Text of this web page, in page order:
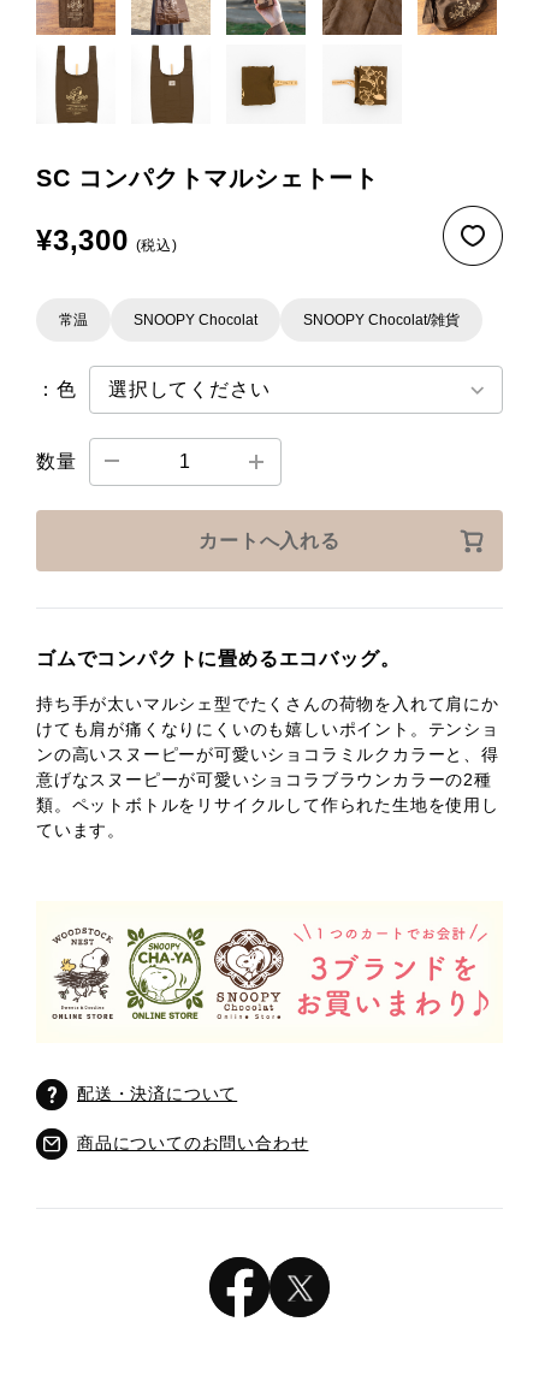
SC コンパクトマルシェトート
¥3,300 (税込)
常温 SNOOPY Chocolat SNOOPY Chocolat/雑貨
：色
数量
カートへ入れる
ゴムでコンパクトに畳めるエコバッグ。
持ち手が太いマルシェ型でたくさんの荷物を入れて肩にか
けても肩が痛くなりにくいのも嬉しいポイント。テンショ
ンの高いスヌーピーが可愛いショコラミルクカラーと、得
意げなスヌーピーが可愛いショコラブラウンカラーの2種
類。ペットボトルをリサイクルして作られた生地を使用し
ています。
配送・決済について
商品についてのお問い合わせ